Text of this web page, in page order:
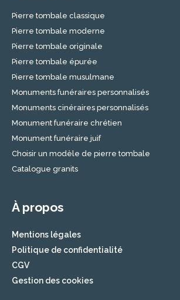
Pierre tombale classique
Pierre tombale moderne
Pierre tombale originale
Pierre tombale épurée
Pierre tombale musulmane
Monuments funéraires personnalisés
Monuments cinéraires personnalisés
Monument funéraire chrétien
Monument funéraire juif
Choisir un modèle de pierre tombale
Catalogue granits
À propos
Mentions légales
Politique de confidentialité
CGV
Gestion des cookies